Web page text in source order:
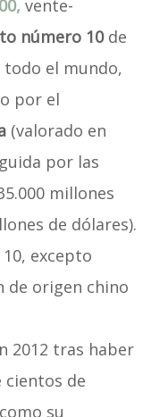
vente-
número 10de
todo el mundo,
por el
(valorado en
por las
millones
de dólares).
excepto
de origen chino
2012 tras haber
cientos de
su